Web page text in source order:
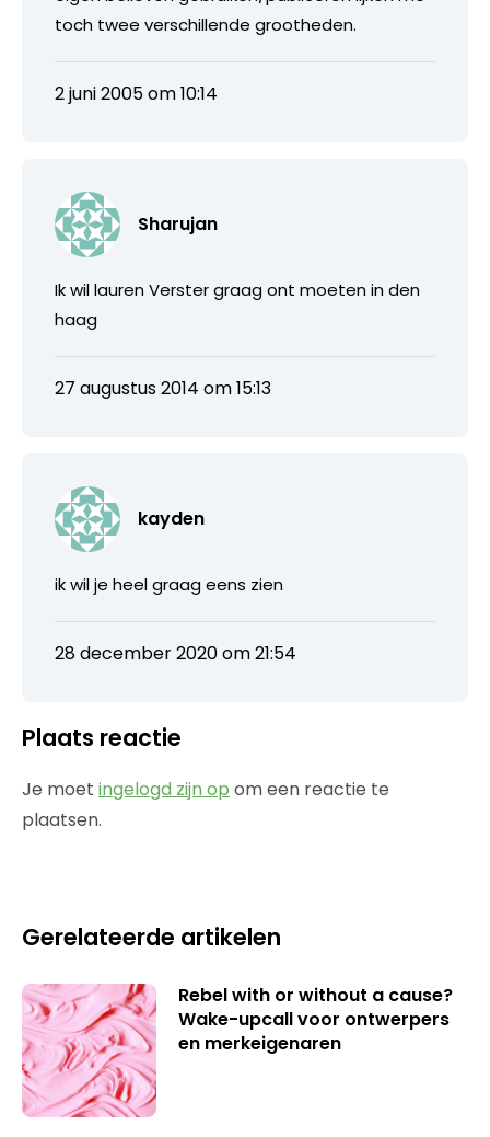
toch twee verschillende grootheden.
2 juni 2005 om 10:14
Sharujan
Ik wil lauren Verster graag ont moeten in den
haag
27 augustus 2014 om 15:13
kayden
ik wil je heel graag eens zien
28 december 2020 om 21:54
Plaats reactie
Je moet ingelogd zijn op om een reactie te
plaatsen.
Gerelateerde artikelen
Rebel with or without a cause?
Wake-upcall voor ontwerpers
en merkeigenaren